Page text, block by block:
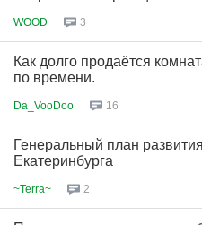
WOOD 3
Как долго продаётся
по времени.
Da_VooDoo 16
Генеральный план развития
Екатеринбурга
~Terra~ 2